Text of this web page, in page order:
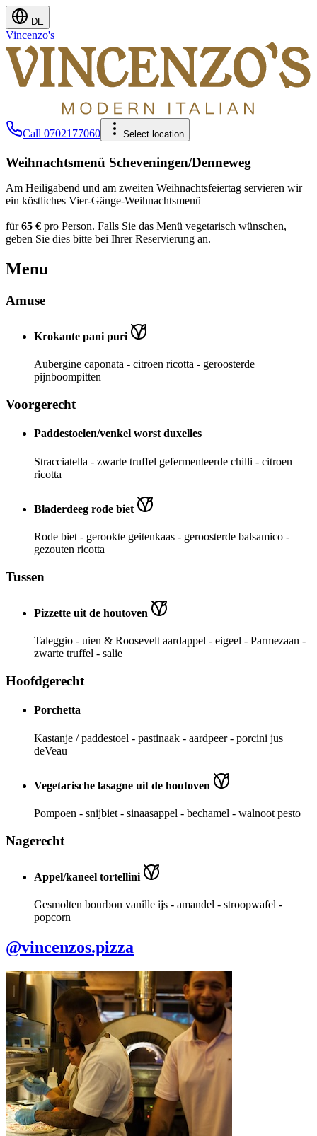
DE
Vincenzo's
Call 0702177060 Select location
Weihnachtsmenü Scheveningen/Denneweg
Am Heiligabend und am zweiten Weihnachtsfeiertag servieren wir
ein köstliches Vier-Gänge-Weihnachtsmenü
für65 € pro Person. Falls Sie das Menü vegetarisch wünschen,
geben Sie dies bitte bei Ihrer Reservierung an.
Menu
Amuse
Krokante pani puri
Aubergine caponata - citroen ricotta - geroosterde
pijnboompitten
Voorgerecht
Paddestoelen/venkel worst duxelles
Stracciatella - zwarte truffel gefermenteerde chilli - citroen
ricotta
Bladerdeeg rode biet
Rode biet - gerookte geitenkaas - geroosterde balsamico -
gezouten ricotta
Tussen
Pizzette uit de houtoven
Taleggio - uien & Roosevelt aardappel - eigeel - Parmezaan -
zwarte truffel - salie
Hoofdgerecht
Porchetta
Kastanje / paddestoel - pastinaak - aardpeer - porcini jus
deVeau
Vegetarische lasagne uit de houtoven
Pompoen - snijbiet - sinaasappel - bechamel - walnoot pesto
Nagerecht
Appel/kaneel tortellini
Gesmolten bourbon vanille ijs - amandel - stroopwafel -
popcorn
@vincenzos.pizza